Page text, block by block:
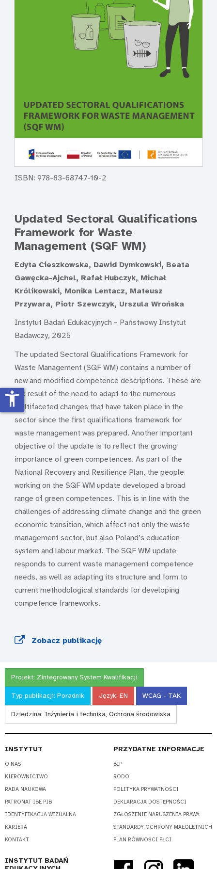
ISBN: 978-83-68747-10-2
Updated Sectoral Qualifications
Framework for Waste
Management (SQF WM)
Edyta Cieszkowska, Dawid Dymkowski, Beata
Gawęcka-Ajchel, Rafał Hubczyk, Michał
Królikowski, Monika Lentacz, Mateusz
Przywara, Piotr Szewczyk, Urszula Wrońska
Instytut Badań Edukacyjnych – Państwowy Instytut
Badawczy, 2025
The updated Sectoral Qualifications Framework for
Waste Management (SQF WM) contains a number of
new and modified competence descriptions. These are
the result of the need to adapt to the numerous
multifaceted changes that have taken place in the
sector since the first qualifications framework for
waste management was prepared. Another important
objective of the update is to reflect the growing
importance of green competences. As part of the
National Recovery and Resilience Plan, the people
working on the SQF WM update developed a broad
range of green competences. This is in line with the
challenges of addressing climate change and the green
economic transition, which affect not only the waste
management sector, but also Poland’s education
system and labour market. The SQF WM update
responds to current waste management competence
needs, as well as adapting its structure and form to
current methodological standards for developing
competence frameworks.
Zobacz publikację
Projekt: Zintegrowany System Kwalifikacji
Typ publikacji: Poradnik Język: EN WCAG - TAK
Dziedzina: Inżynieria i technika, Ochrona środowiska
INSTYTUT
O NAS
KIEROWNICTWO
RADA NAUKOWA
PATRONAT IBE PIB
IDENTYFIKACJA WIZUALNA
KARIERA
KONTAKT
PRZYDATNE INFORMACJE
BIP
RODO
POLITYKA PRYWATNOŚCI
DEKLARACJA DOSTĘPNOŚCI
ZGŁOSZENIE NARUSZENIA PRAWA
STANDARDY OCHRONY MAŁOLETNICH
PLAN RÓWNOŚCI PŁCI
INSTYTUT BADAŃ
accessibility_new